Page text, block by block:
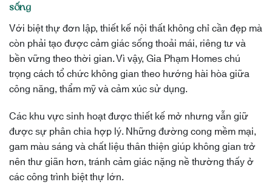
sống
Với biệt thự đơn lập, thiết kế nội thất không chỉ cần đẹp mà
còn phải tạo được cảm giác sống thoải mái, riêng tư và
bền vững theo thời gian. Vì vậy, Gia Phạm Homes chú
trọng cách tổ chức không gian theo hướng hài hòa giữa
công năng, thẩm mỹ và cảm xúc sử dụng.
Các khu vực sinh hoạt được thiết kế mở nhưng vẫn giữ
được sự phân chia hợp lý. Những đường cong mềm mại,
gam màu sáng và chất liệu thân thiện giúp không gian trở
nên thư giãn hơn, tránh cảm giác nặng nề thường thấy ở
các công trình biệt thự lớn.